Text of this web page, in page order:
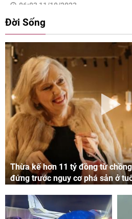
06:03 11/10/2023
Đời Sống
Thừa kế hơn 11 tỷ đồng từ
đứng trước nguy cơ phá sản ở